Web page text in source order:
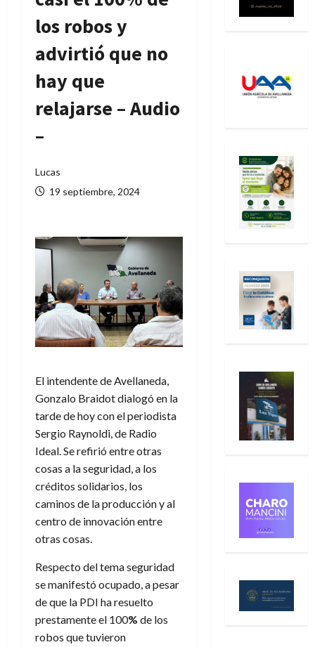
los robos y
advirtió que no
hay que
relajarse – Audio
–
Lucas
19 septiembre, 2024
El intendente de Avellaneda,
Gonzalo Braidot dialogó en la
tarde de hoy con el periodista
Sergio Raynoldi, de Radio
Ideal. Se refirió entre otras
cosas a la seguridad, a los
créditos solidarios, los
caminos de la producción y al
centro de innovación entre
otras cosas.
Respecto del tema seguridad
se manifestó ocupado, a pesar
de que la PDI ha resuelto
prestamente el 100% de los
robos que tuvieron